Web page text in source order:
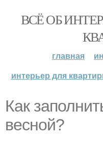
ВСЁ ОБ
главная
интерьер для
Как
весной?